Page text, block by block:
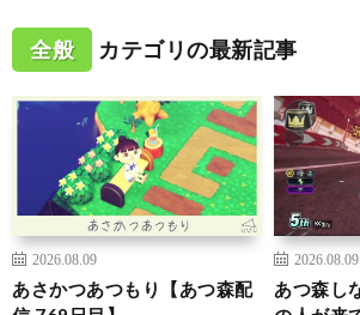
全般 カテゴリの最新記事
2026.08.09
あさかつあつもり【あつ森配
2026.08.09
あつ森し